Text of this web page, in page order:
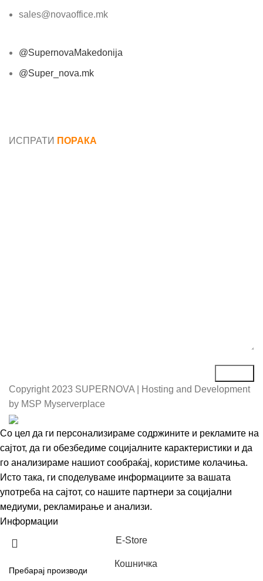
sales@novaoffice.mk
@SupernovaMakedonija
@Super_nova.mk
ИСПРАТИ ПОРАКА
Copyright 2023 SUPERNOVA | Hosting and Development
by MSP Myserverplace
Со цел да ги персонализираме содржините и рекламите на
сајтот, да ги обезбедиме социјалните карактеристики и да
го анализираме нашиот сообраќај, користиме колачиња.
Исто така, ги споделуваме информациите за вашата
употреба на сајтот, со нашите партнери за социјални
медиуми, рекламирање и анализи.
Информации
Е-Store
Кошничка